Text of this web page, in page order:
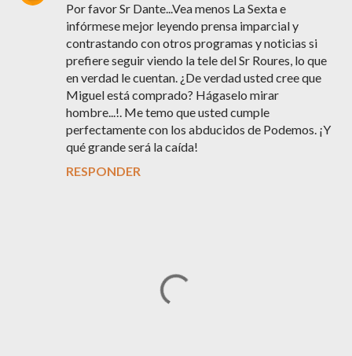
Por favor Sr Dante...Vea menos La Sexta e
infórmese mejor leyendo prensa imparcial y
contrastando con otros programas y noticias si
prefiere seguir viendo la tele del Sr Roures, lo que
en verdad le cuentan. ¿De verdad usted cree que
Miguel está comprado? Hágaselo mirar
hombre...!. Me temo que usted cumple
perfectamente con los abducidos de Podemos. ¡Y
qué grande será la caída!
RESPONDER